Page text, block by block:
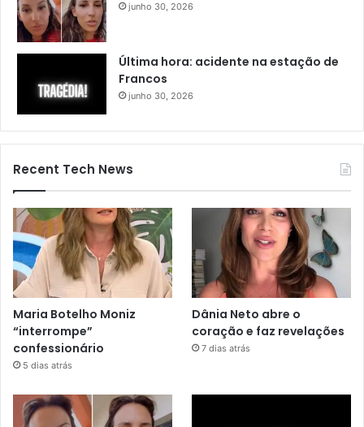
junho 30, 2026
Última hora: acidente na estação de
Francos
junho 30, 2026
Recent Tech News
Maria Botelho Moniz
“interrompe”
confessionário
5 dias atrás
Dânia Neto abre o
coração e faz revelações
7 dias atrás